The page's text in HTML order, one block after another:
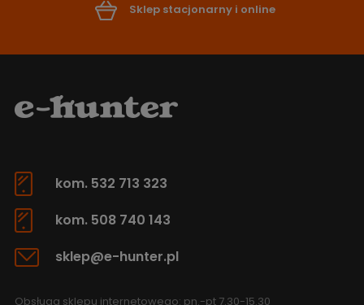
Sklep stacjonarny i online
kom. 532 713 323
kom. 508 740 143
sklep@e-hunter.pl
Obsługa sklepu internetowego: pn.-pt 7.30-15.30